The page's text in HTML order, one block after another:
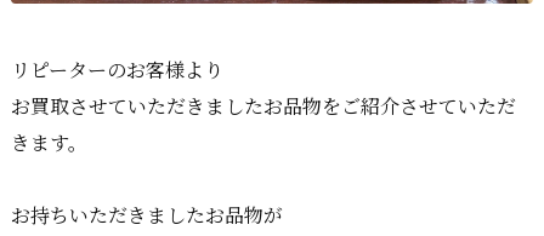
リピーターのお客様より
お買取させていただきましたお品物をご紹介させていただ
きます。
お持ちいただきましたお品物が